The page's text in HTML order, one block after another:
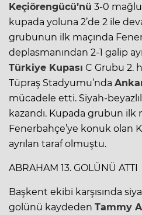
Keçiörengücü’nü 3-0
kupada yoluna 2’de 2 ile
grubunun ilk maçında
deplasmanından 2-1 galip
Türkiye Kupası C Grubu 2.
Tüpraş Stadyumu’nda
mücadele etti. Siyah-
kazandı. Kupada grubun ilk
Fenerbahçe’ye konuk olan
ayrılan taraf olmuştu.
ABRAHAM 13. GOLÜNÜ ATTI
Başkent ekibi karşısında
golünü kaydeden Tammy